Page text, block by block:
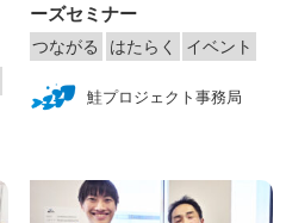
ーズセミナー
つながる はたらく イベント
鮭プロジェクト事務局